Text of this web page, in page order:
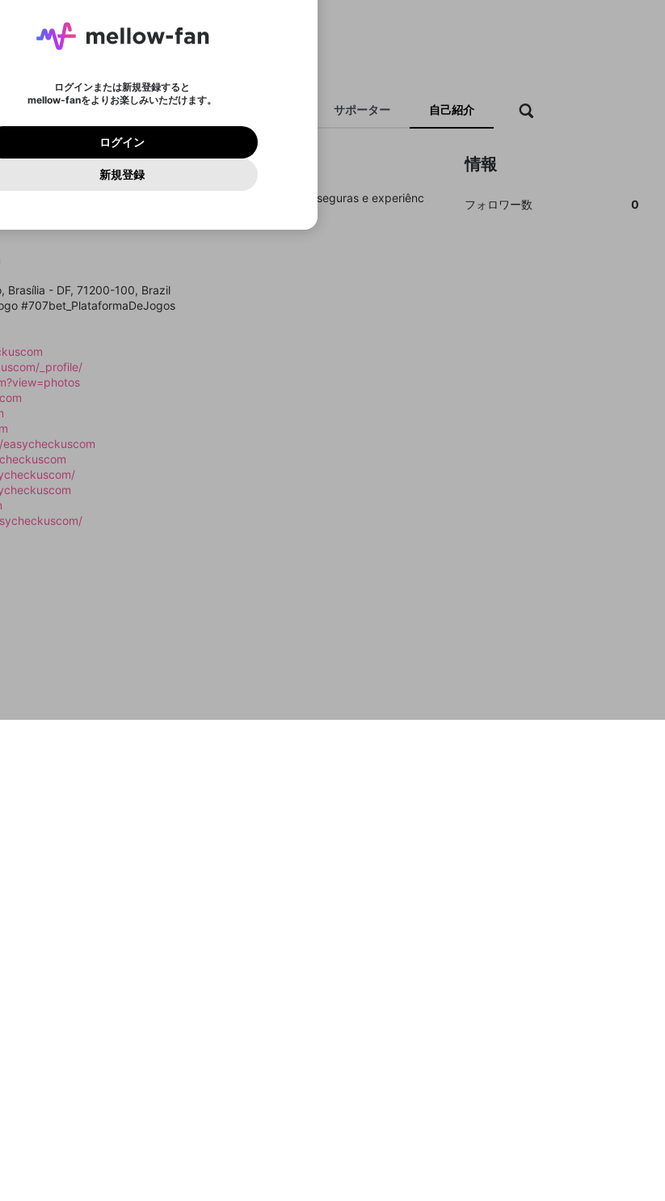
検索履歴をすべて削除しますか？
いいえ はい
プレイリスト フォロー サポーター 自己紹介
online confiável, oferecendo jogos variados, apostas seguras e experiênc
Brasília - DF, 71200-100, Brazil
#707bet_PlataformaDeJogos
_profile/
情報
フォロワー数 0
ブロックリストに追加しますか？
キャンセル OK
この動画の公開は終了しました
OK
ァンレター機能は有料サービスです。
ファンレターを作成
プレイリストを選択
画プレイリストを選択
動画プレイリストがありません
ポイントが不足しています
用規約とプライバシーポリシーが更新されました。
ービスを利用するには変更後の内容をご確認いただ
利用規約を確認しました。
確認しました
または
Google
Yahoo! JAPAN
Appleでサインアップ
fanの利用規約・プライバシーポリシー・外部サービ
さい
ください。
mellow-fanからのお得な情報をメールで受け取
または
Google
Yahoo! JAPAN
Appleでサインイン
fanの利用規約・プライバシーポリシー・外部サービ
さい
ログイン
パスワードを忘れた方はこちら
アカウントをお持ちですか？アカウントを作成する
ログインまたは新規登録すると
mellow-fanをよりお楽しみいただけます。
ログイン
新規登録
録したメールアドレスを入力し、送信してください。
再設定する
力していただいたメールアドレス
、パスワード再設定用URLを記載
認ください
OK
住まいの地域
録いただいた情報はサービスの向上を目的として
いたします。
サービスをご利用いただくには、生年月の登録が
です。
ル記載の6桁の認証コードを入力してください。
及びcs.openrec.co.jpドメイン）が受信拒否設定に含まれて
いないかご確認ください。
入力
ッションの有効期限が切れたた
プレミアム会員に入会
わいせつな表現
著作権の侵害
なりすまし行為
ゲームの録画禁止区域の配信
政治的・宗教的・人種的な内容
その他の問題
された問題については、利用規約に違反しているかどうか
タッフが確認します。この機能をむやみに使用すること
利用規約違反になります。
送信
Discordアカウントをお持ちでない方
Discordアカウントを作成
は第三者が提供するコミュニティーサービスで、mellow-
は関わりがありません。Discordに関してのお問い合わせには
えすることができません。Discordの仕様変更により、限定コ
ニティ特典の提供が終了する可能性がありますが、その際の補